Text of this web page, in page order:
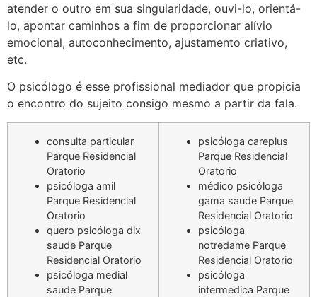
atender o outro em sua singularidade, ouvi-lo, orientá-
lo, apontar caminhos a fim de proporcionar alívio
emocional, autoconhecimento, ajustamento criativo,
etc.
O psicólogo é esse profissional mediador que propicia
o encontro do sujeito consigo mesmo a partir da fala.
consulta particular
Parque Residencial
Oratorio
psicóloga amil
Parque Residencial
Oratorio
quero psicóloga dix
saude Parque
Residencial Oratorio
psicóloga medial
saude Parque
psicóloga careplus
Parque Residencial
Oratorio
médico psicóloga
gama saude Parque
Residencial Oratorio
psicóloga
notredame Parque
Residencial Oratorio
psicóloga
intermedica Parque